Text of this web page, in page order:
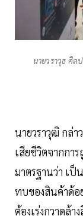
นายวราวุธ ศิล
นายวราวุฒิ กล่า
เสียชีวิตจากกา
มาตรฐานว่า เ
ทบของสินค้าด้อ
ต้องเร่งกวาดล้